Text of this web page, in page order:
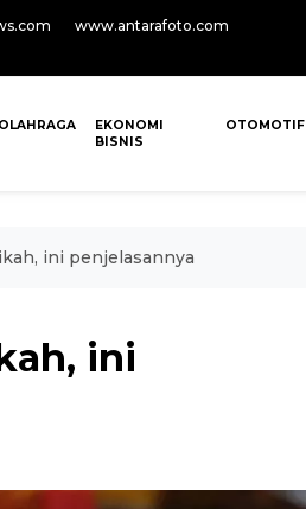
www.antarafoto.com
OLAHRAGA
EKONOMI
BISNIS
OTOMOTIF
ini penjelasannya
ini